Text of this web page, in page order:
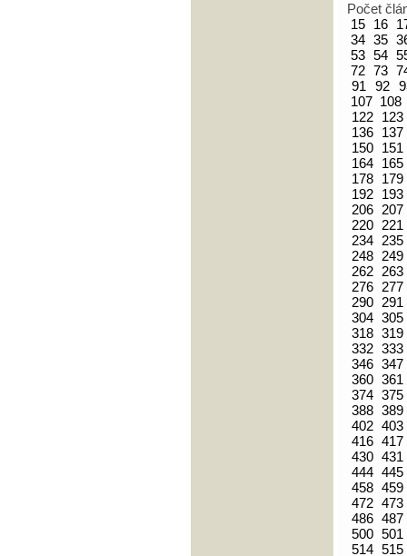
Počet
15 16
34 35
53 54
72 73
91
92
107 108
122
123
136
137
150
151
164
165
178
179
192
193
206 207
220
221
234
235
248
249
262
263
276
277
290
291
304 305
318 319
332 333
346 347
360 361
374 375
388 389
402 403
416 417
430 431
444 445
458 459
472 473
486 487
500 501
514 515